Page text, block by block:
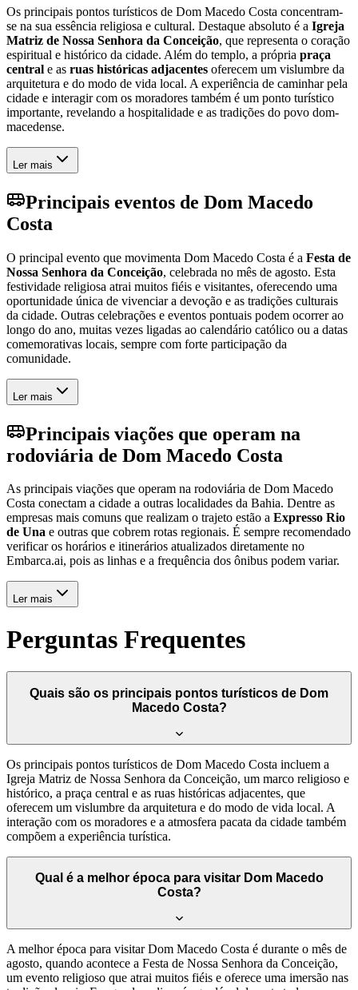
Os principais pontos turísticos de Dom Macedo Costa concentram-
se na sua essência religiosa e cultural. Destaque absoluto é a Igreja
Matriz de Nossa Senhora da Conceição, que representa o coração
espiritual e histórico da cidade. Além do templo, a própria praça
central e as ruas históricas adjacentes oferecem um vislumbre da
arquitetura e do modo de vida local. A experiência de caminhar pela
cidade e interagir com os moradores também é um ponto turístico
importante, revelando a hospitalidade e as tradições do povo dom-
macedense.
Ler mais
Principais eventos de Dom Macedo
Costa
O principal evento que movimenta Dom Macedo Costa é a Festa de
Nossa Senhora da Conceição, celebrada no mês de agosto. Esta
festividade religiosa atrai muitos fiéis e visitantes, oferecendo uma
oportunidade única de vivenciar a devoção e as tradições culturais
da cidade. Outras celebrações e eventos pontuais podem ocorrer ao
longo do ano, muitas vezes ligadas ao calendário católico ou a datas
comemorativas locais, sempre com forte participação da
comunidade.
Ler mais
Principais viações que operam na
rodoviária de Dom Macedo Costa
As principais viações que operam na rodoviária de Dom Macedo
Costa conectam a cidade a outras localidades da Bahia. Dentre as
empresas mais comuns que realizam o trajeto estão a Expresso Rio
de Una e outras que cobrem rotas regionais. É sempre recomendado
verificar os horários e itinerários atualizados diretamente no
Embarca.ai, pois as linhas e a frequência dos ônibus podem variar.
Ler mais
Perguntas Frequentes
Quais são os principais pontos turísticos de Dom
Macedo Costa?
Os principais pontos turísticos de Dom Macedo Costa incluem a
Igreja Matriz de Nossa Senhora da Conceição, um marco religioso e
histórico, a praça central e as ruas históricas adjacentes, que
oferecem um vislumbre da arquitetura e do modo de vida local. A
interação com os moradores e a atmosfera pacata da cidade também
compõem a experiência turística.
Qual é a melhor época para visitar Dom Macedo
Costa?
A melhor época para visitar Dom Macedo Costa é durante o mês de
agosto, quando acontece a Festa de Nossa Senhora da Conceição,
um evento religioso que atrai muitos fiéis e oferece uma imersão nas